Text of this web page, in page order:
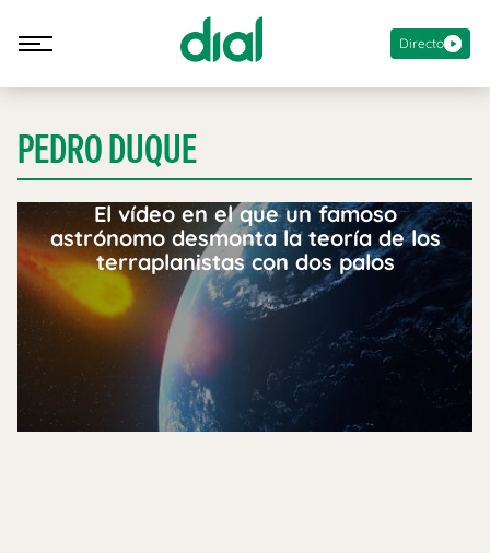
Directo
PEDRO DUQUE
El vídeo en el que un famoso
astrónomo desmonta la teoría de los
terraplanistas con dos palos